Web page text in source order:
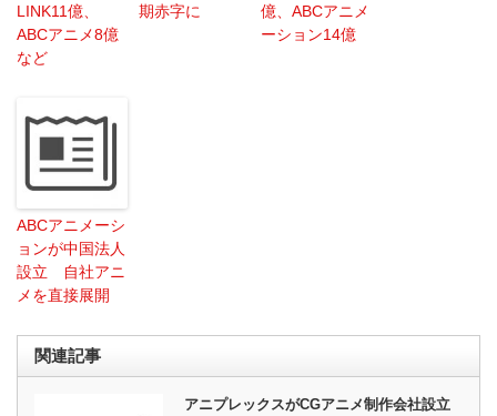
LINK11億、
ABCアニメ8億
など
期赤字に
億、ABCアニメ
ーション14億
ABCアニメーシ
ョンが中国法人
設立 自社アニ
メを直接展開
関連記事
アニプレックスがCGアニメ制作会社設立